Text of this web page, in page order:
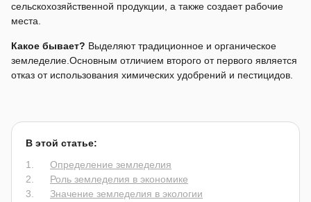
сельскохозяйственной продукции, а также создает рабочие
места.
Какое бывает? Выделяют традиционное и органическое
земледелие.Основным отличием второго от первого является
отказ от использования химических удобрений и пестицидов.
В этой статье:
Определение земледелия
Роль земледелия в экономике
Значение земледелия в экологии